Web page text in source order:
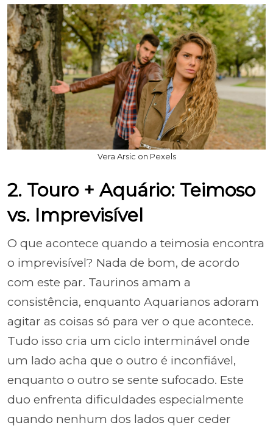
Vera Arsic on Pexels
2. Touro + Aquário: Teimoso
vs. Imprevisível
O que acontece quando a teimosia encontra
o imprevisível? Nada de bom, de acordo
com este par. Taurinos amam a
consistência, enquanto Aquarianos adoram
agitar as coisas só para ver o que acontece.
Tudo isso cria um ciclo interminável onde
um lado acha que o outro é inconfiável,
enquanto o outro se sente sufocado. Este
duo enfrenta dificuldades especialmente
quando nenhum dos lados quer ceder